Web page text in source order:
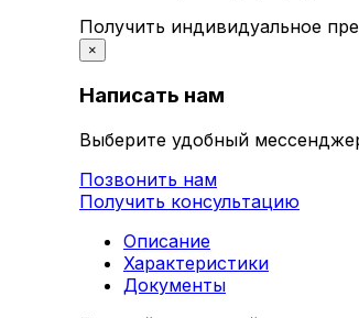
Получить индивидуальное
×
Написать нам
Выберите удобный
Позвонить нам
Получить консультацию
Описание
Характеристики
Документы